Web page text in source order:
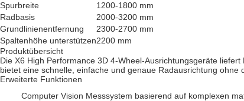
Spurbreite
1200-1800 mm
Radbasis
2000-3200 mm
Grundlinienentfernung
2300-2700 mm
Spaltenhöhe unterstützen2200 mm
Produktübersicht
Die X6 High Performance 3D 4-Wheel-Ausrichtungsgeräte
bietet eine schnelle, einfache und genaue Radausrichtung ohne
Erweiterte Funktionen
Computer Vision Messsystem basierend auf komplexen